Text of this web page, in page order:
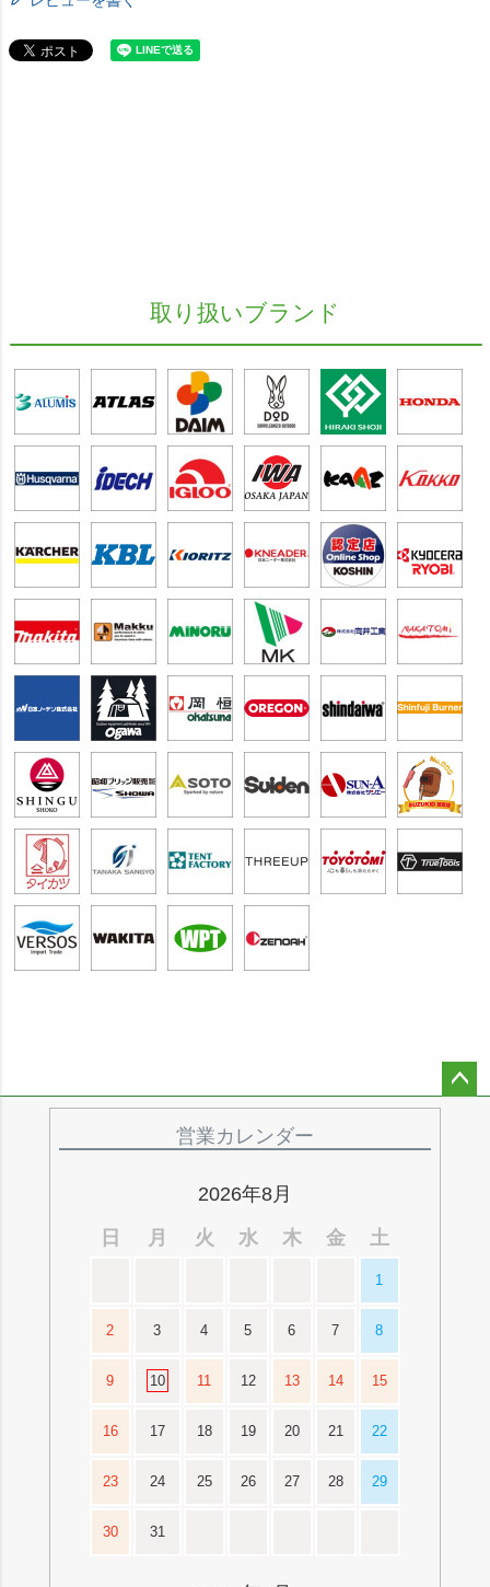
取り扱いブランド
営業カレンダー
2026年8月
日
月 火 水 木 金 土
1
2 3 4 5 6 7 8
9 10 11 12 13 14 15
16 17 18 19 20 21 22
23 24 25 26 27 28 29
30 31